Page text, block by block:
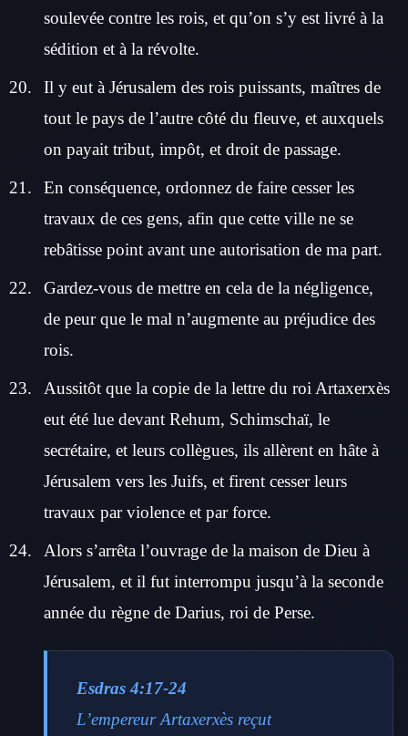
soulevée contre les rois, et qu’on s’y est livré à la
sédition et à la révolte.
Il y eut à Jérusalem des rois puissants, maîtres de
tout le pays de l’autre côté du fleuve, et auxquels
on payait tribut, impôt, et droit de passage.
En conséquence, ordonnez de faire cesser les
travaux de ces gens, afin que cette ville ne se
rebâtisse point avant une autorisation de ma part.
Gardez-vous de mettre en cela de la négligence,
de peur que le mal n’augmente au préjudice des
rois.
Aussitôt que la copie de la lettre du roi Artaxerxès
eut été lue devant Rehum, Schimschaï, le
secrétaire, et leurs collègues, ils allèrent en hâte à
Jérusalem vers les Juifs, et firent cesser leurs
travaux par violence et par force.
Alors s’arrêta l’ouvrage de la maison de Dieu à
Jérusalem, et il fut interrompu jusqu’à la seconde
année du règne de Darius, roi de Perse.
Esdras 4:17-24
L’empereur Artaxerxès reçut